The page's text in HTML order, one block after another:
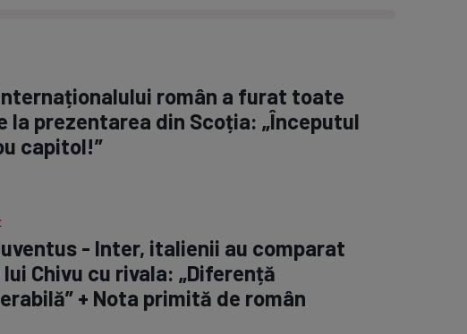
român a furat toate
la prezentarea din Scoția: „Începutul
capitol!”
- Inter, italienii au comparat
Chivu cu rivala: „Diferență
+ Nota primită de român